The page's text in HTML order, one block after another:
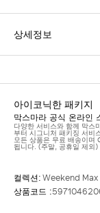
상세정보
아이코닉한 패키지
막스마라 공식 온라인
다양한 서비스와 함께 막스
부터 시그니처 패키징 서비
모든 상품은 무료 배송이며
됩니다. (주말, 공휴일 제외)
컬렉션:Weekend Max
상품코드 :